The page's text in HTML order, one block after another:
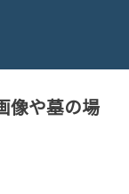
像や墓の場